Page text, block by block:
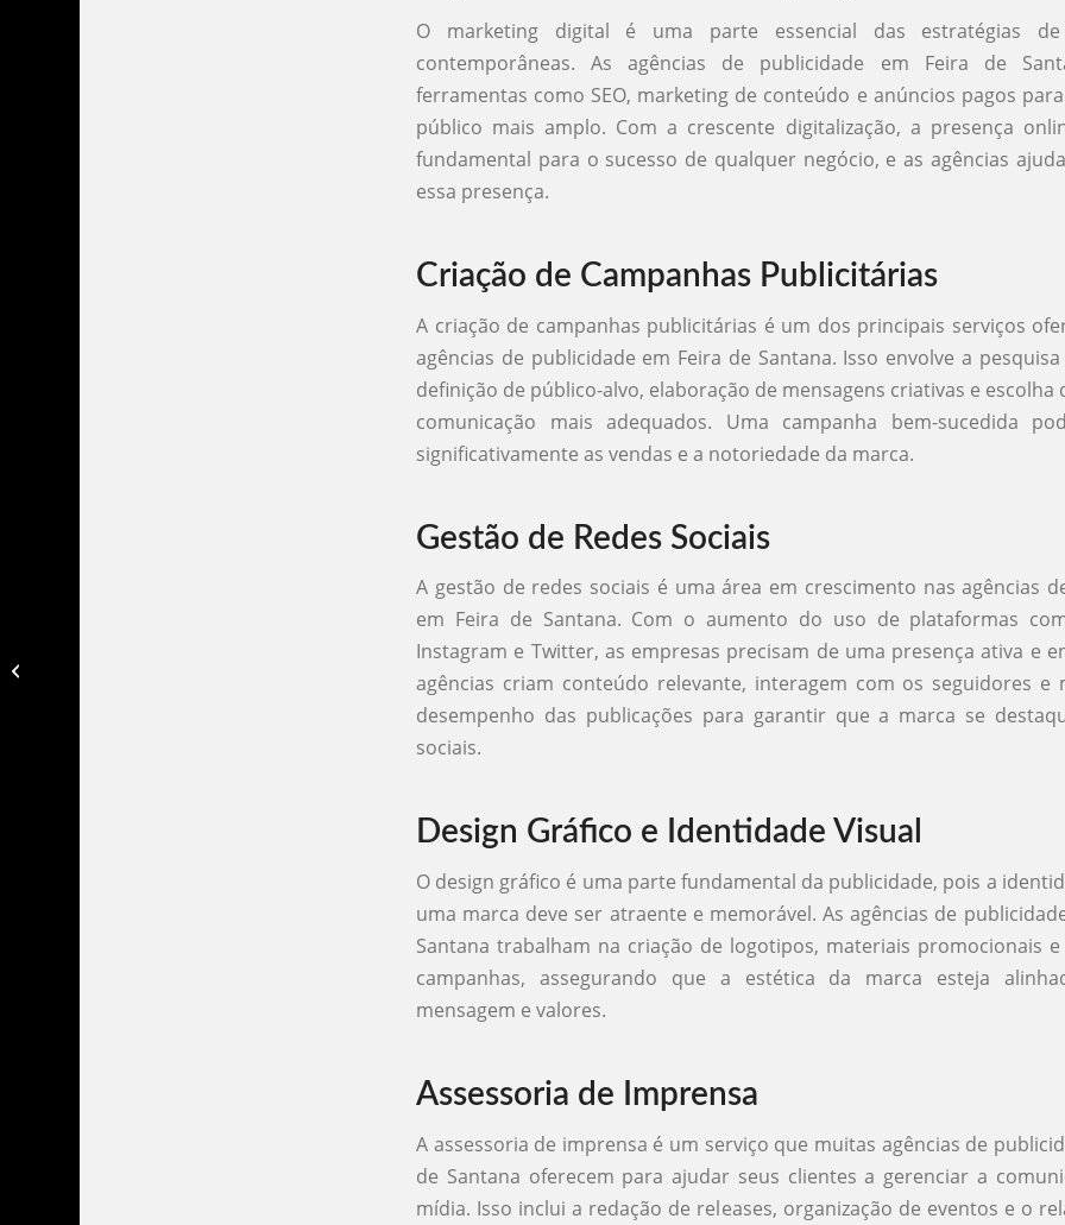
O marketing digital é uma parte essencial das estratégias de
contemporâneas. As agências de publicidade em Feira de
ferramentas como SEO, marketing de conteúdo e anúncios pagos
público mais amplo. Com a crescente digitalização, a presença
fundamental para o sucesso de qualquer negócio, e as agências
essa presença.
Criação de Campanhas Publicitárias
A criação de campanhas publicitárias é um dos principais serviços
agências de publicidade em Feira de Santana. Isso envolve a
definição de público-alvo, elaboração de mensagens criativas e escolha
comunicação mais adequados. Uma campanha bem-sucedida
significativamente as vendas e a notoriedade da marca.
Gestão de Redes Sociais
A gestão de redes sociais é uma área em crescimento nas agências
em Feira de Santana. Com o aumento do uso de plataformas
Instagram e Twitter, as empresas precisam de uma presença ativa e
agências criam conteúdo relevante, interagem com os seguidores e
desempenho das publicações para garantir que a marca se
sociais.
Design Gráfico e Identidade Visual
O design gráfico é uma parte fundamental da publicidade, pois a
uma marca deve ser atraente e memorável. As agências de
Santana trabalham na criação de logotipos, materiais promocionais
campanhas, assegurando que a estética da marca esteja
mensagem e valores.
Assessoria de Imprensa
A assessoria de imprensa é um serviço que muitas agências de
de Santana oferecem para ajudar seus clientes a gerenciar a
mídia. Isso inclui a redação de releases, organização de eventos e o